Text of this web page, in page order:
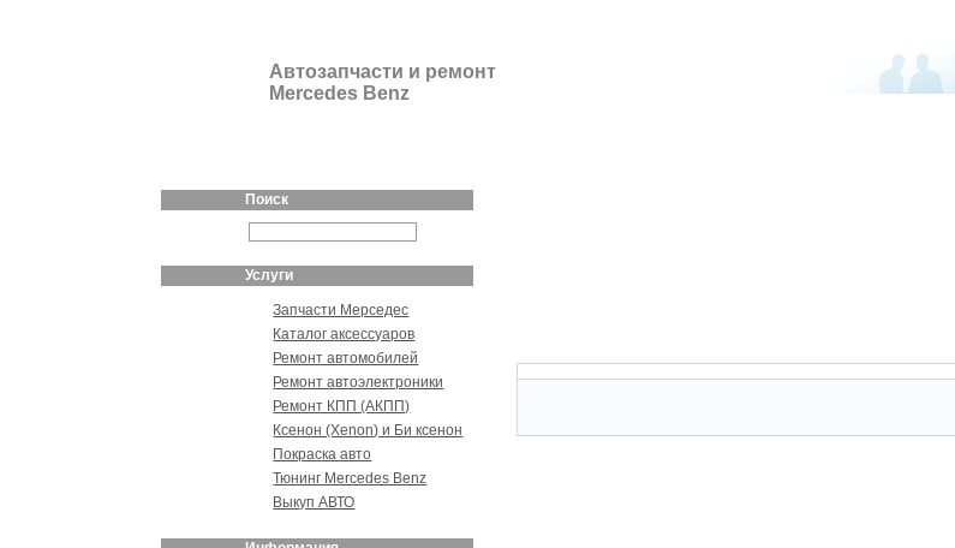
Автозапчасти и ремонт
Mercedes Benz
Поиск
Услуги
Запчасти Мерседес
Каталог аксессуаров
Ремонт автомобилей
Ремонт автоэлектроники
Ремонт КПП (АКПП)
Ксенон (Xenon) и Би ксенон
Покраска авто
Тюнинг Mercedes Benz
Выкуп АВТО